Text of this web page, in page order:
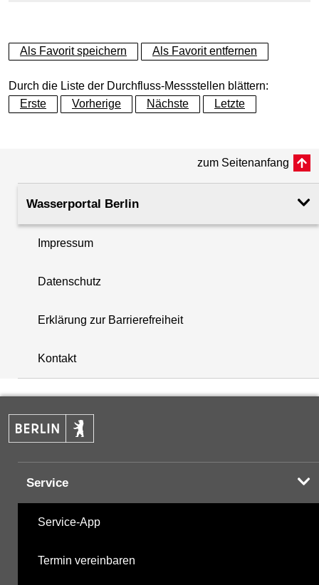
+
−
+
−
Als Favorit speichern Als Favorit entfernen
Durch die Liste der Durchfluss-Messstellen blättern:
Erste
Vorherige Nächste Letzte
zum Seitenanfang
Wasserportal Berlin
Impressum
Datenschutz
Erklärung zur Barrierefreiheit
Kontakt
Service
Service-App
Termin vereinbaren